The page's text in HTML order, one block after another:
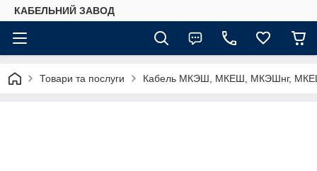
КАБЕЛЬНИЙ ЗАВОД
Товари та послуги Кабель МКЭШ, МКЕШ, МКЭШнг,